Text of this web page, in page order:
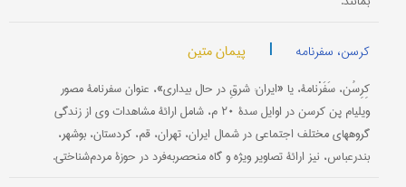
کرسن، سفرنامه | پیمان متین
کِرِسُن، سَفَرْنامۀ، یا «ایران: شرقِ در حال بیداری»، عنوان سفرنامۀ مصور
ویلیام پن کرسن در اوایل سدۀ ۲۰ م، شامل ارائۀ مشاهدات وی از زندگی
گروههای مختلف اجتماعی در شمال ایران، تهران، قم، کردستان، بوشهر،
بندرعباس، نیز ارائۀ تصاویر ویژه و گاه منحصربه‌فرد در حوزۀ مردم‌شناختی.